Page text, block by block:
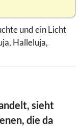
und ein Licht
Halleluja,
sieht
die da